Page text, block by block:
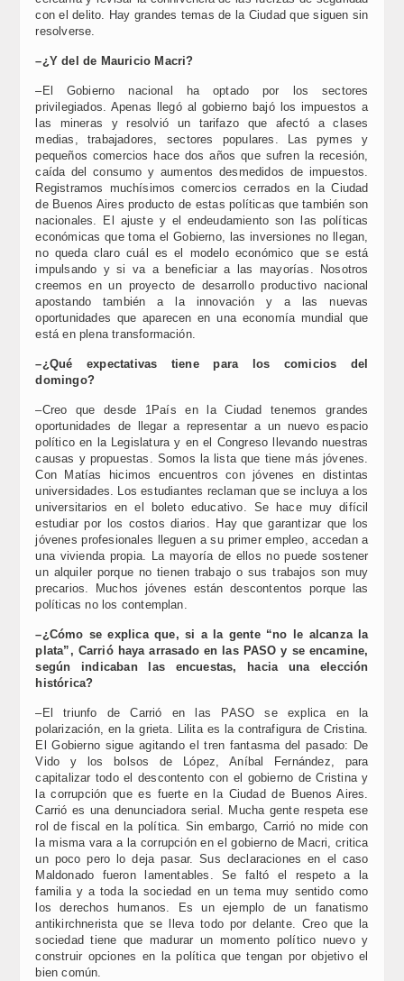
con el delito. Hay grandes temas de la Ciudad que siguen sin
resolverse.
–¿Y del de Mauricio Macri?
–El Gobierno nacional ha optado por los sectores
privilegiados. Apenas llegó al gobierno bajó los impuestos a
las mineras y resolvió un tarifazo que afectó a clases
medias, trabajadores, sectores populares. Las pymes y
pequeños comercios hace dos años que sufren la recesión,
caída del consumo y aumentos desmedidos de impuestos.
Registramos muchísimos comercios cerrados en la Ciudad
de Buenos Aires producto de estas políticas que también son
nacionales. El ajuste y el endeudamiento son las políticas
económicas que toma el Gobierno, las inversiones no llegan,
no queda claro cuál es el modelo económico que se está
impulsando y si va a beneficiar a las mayorías. Nosotros
creemos en un proyecto de desarrollo productivo nacional
apostando también a la innovación y a las nuevas
oportunidades que aparecen en una economía mundial que
está en plena transformación.
–¿Qué expectativas tiene para los comicios del
domingo?
–Creo que desde 1País en la Ciudad tenemos grandes
oportunidades de llegar a representar a un nuevo espacio
político en la Legislatura y en el Congreso llevando nuestras
causas y propuestas. Somos la lista que tiene más jóvenes.
Con Matías hicimos encuentros con jóvenes en distintas
universidades. Los estudiantes reclaman que se incluya a los
universitarios en el boleto educativo. Se hace muy difícil
estudiar por los costos diarios. Hay que garantizar que los
jóvenes profesionales lleguen a su primer empleo, accedan a
una vivienda propia. La mayoría de ellos no puede sostener
un alquiler porque no tienen trabajo o sus trabajos son muy
precarios. Muchos jóvenes están descontentos porque las
políticas no los contemplan.
–¿Cómo se explica que, si a la gente “no le alcanza la
plata”, Carrió haya arrasado en las PASO y se encamine,
según indicaban las encuestas, hacia una elección
histórica?
–El triunfo de Carrió en las PASO se explica en la
polarización, en la grieta. Lilita es la contrafigura de Cristina.
El Gobierno sigue agitando el tren fantasma del pasado: De
Vido y los bolsos de López, Aníbal Fernández, para
capitalizar todo el descontento con el gobierno de Cristina y
la corrupción que es fuerte en la Ciudad de Buenos Aires.
Carrió es una denunciadora serial. Mucha gente respeta ese
rol de fiscal en la política. Sin embargo, Carrió no mide con
la misma vara a la corrupción en el gobierno de Macri, critica
un poco pero lo deja pasar. Sus declaraciones en el caso
Maldonado fueron lamentables. Se faltó el respeto a la
familia y a toda la sociedad en un tema muy sentido como
los derechos humanos. Es un ejemplo de un fanatismo
antikirchnerista que se lleva todo por delante. Creo que la
sociedad tiene que madurar un momento político nuevo y
construir opciones en la política que tengan por objetivo el
bien común.